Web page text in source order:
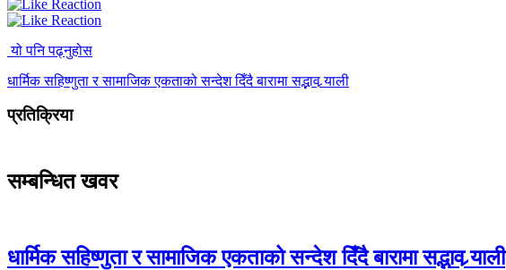
यो पनि पढ्नुहोस
धार्मिक सहिष्णुता र सामाजिक एकताको सन्देश दिँदै बारामा सद्भाव र्‍याली
प्रतिक्रिया
सम्बन्धित खवर
धार्मिक सहिष्णुता र सामाजिक एकताको सन्देश दिँदै बारामा सद्भाव र्‍याली